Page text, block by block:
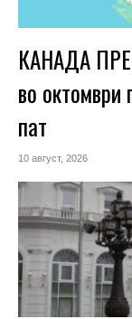
КАНАДА
во октомври
пат
10 август, 2026